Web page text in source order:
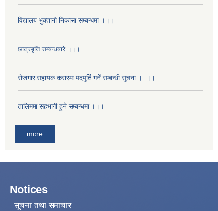
विद्यालय भुक्तानी निकासा सम्बन्धमा ।।।
छात्रबृत्ति सम्बन्धबारे ।।।
रोजगार सहायक करारमा पदपुर्ति गर्ने सम्बन्धी सुचना ।।।।
तालिममा सहभागी हुने सम्बन्धमा ।।।
more
Notices
सूचना तथा समाचार